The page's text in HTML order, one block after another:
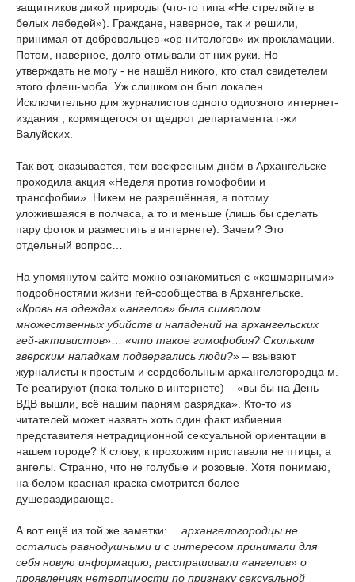
защитников дикой природы (что-то типа «Не стреляйте в
белых лебедей»). Граждане, наверное, так и решили,
принимая от добровольцев-«ор нитологов» их прокламации.
Потом, наверное, долго отмывали от них руки. Но
утверждать не могу - не нашёл никого, кто стал свидетелем
этого флеш-моба. Уж слишком он был локален.
Исключительно для журналистов одного одиозного интернет-
издания
, кормящегося от щедрот департамента г-жи
Валуйских.
Так вот, оказывается, тем воскресным днём в Архангельске
проходила акция «Неделя против гомофобии и
трансфобии». Никем не разрешённая, а потому
уложившаяся в полчаса, а то и меньше (лишь бы сделать
пару фоток и разместить в интернете). Зачем? Это
отдельный вопрос…
На упомянутом сайте можно ознакомиться с «кошмарными»
подробностями жизни гей-сообщества в Архангельске.
«Кровь на одеждах «ангелов» была символом
множественных убийств и нападений на архангельских
гей-активистов» … «что такое гомофобия? Скольким
зверским нападкам подвергались люди?» – взывают
журналисты к простым и сердобольным архангелогородца м.
Те реагируют (пока только в интернете) – «вы бы на День
ВДВ вышли, всё нашим парням разрядка». Кто-то из
читателей может назвать хоть один факт избиения
представителя нетрадиционной сексуальной ориентации в
нашем городе? К слову, к прохожим приставали не птицы, а
ангелы. Странно, что не голубые и розовые. Хотя понимаю,
на белом красная краска смотрится более
душераздирающе.
А вот ещё из той же заметки: … архангелогородцы не
остались равнодушными и с интересом принимали для
себя новую информацию, расспрашивали «ангелов» о
проявлениях нетерпимости по признаку сексуальной